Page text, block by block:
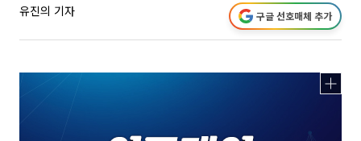
유진의 기자 구글 선호매체 추가